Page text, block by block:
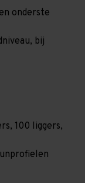
onderste
bij
100 liggers,